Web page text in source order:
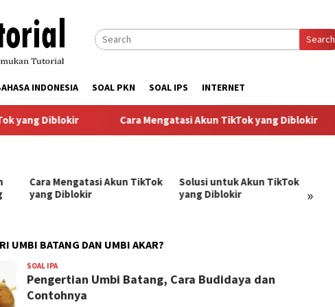
Search
INDONESIA SOAL PKN SOAL IPS INTERNET
yang Diblokir Cara Mengatasi Akun TikTok yang Diblokir
»
Cara Mengatasi Akun TikTok
yang Diblokir
Solusi untuk Akun TikTok
yang Diblokir
UMBI BATANG DAN UMBI AKAR?
SOAL IPABangJago
Pengertian Umbi Batang, Cara Budidaya dan
Contohnya